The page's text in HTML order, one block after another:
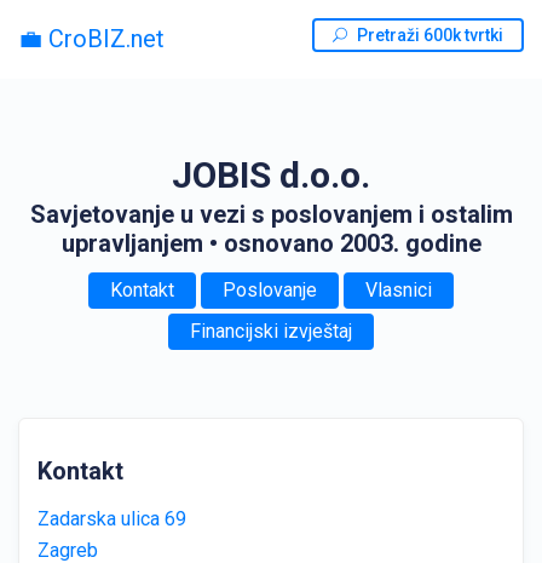
💼 CroBIZ.net Pretraži 600k tvrtki
JOBIS d.o.o.
Savjetovanje u vezi s poslovanjem i ostalim
upravljanjem • osnovano 2003. godine
Kontakt Poslovanje
Vlasnici
Financijski izvještaj
Kontakt
Zadarska ulica 69
Zagreb